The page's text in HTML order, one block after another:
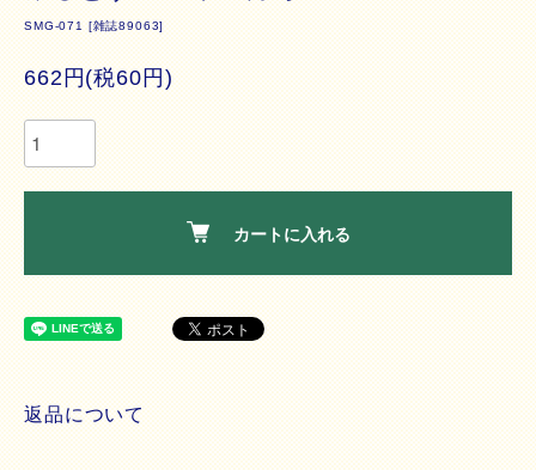
SMG-071 [雑誌89063]
662円(税60円)
カートに入れる
返品について